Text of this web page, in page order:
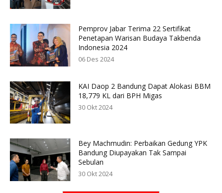
Pemprov Jabar Terima 22 Sertifikat
Penetapan Warisan Budaya Takbenda
Indonesia 2024
06 Des 2024
KAI Daop 2 Bandung Dapat Alokasi BBM
18,779 KL dari BPH Migas
30 Okt 2024
Bey Machmudin: Perbaikan Gedung YPK
Bandung Diupayakan Tak Sampai
Sebulan
30 Okt 2024